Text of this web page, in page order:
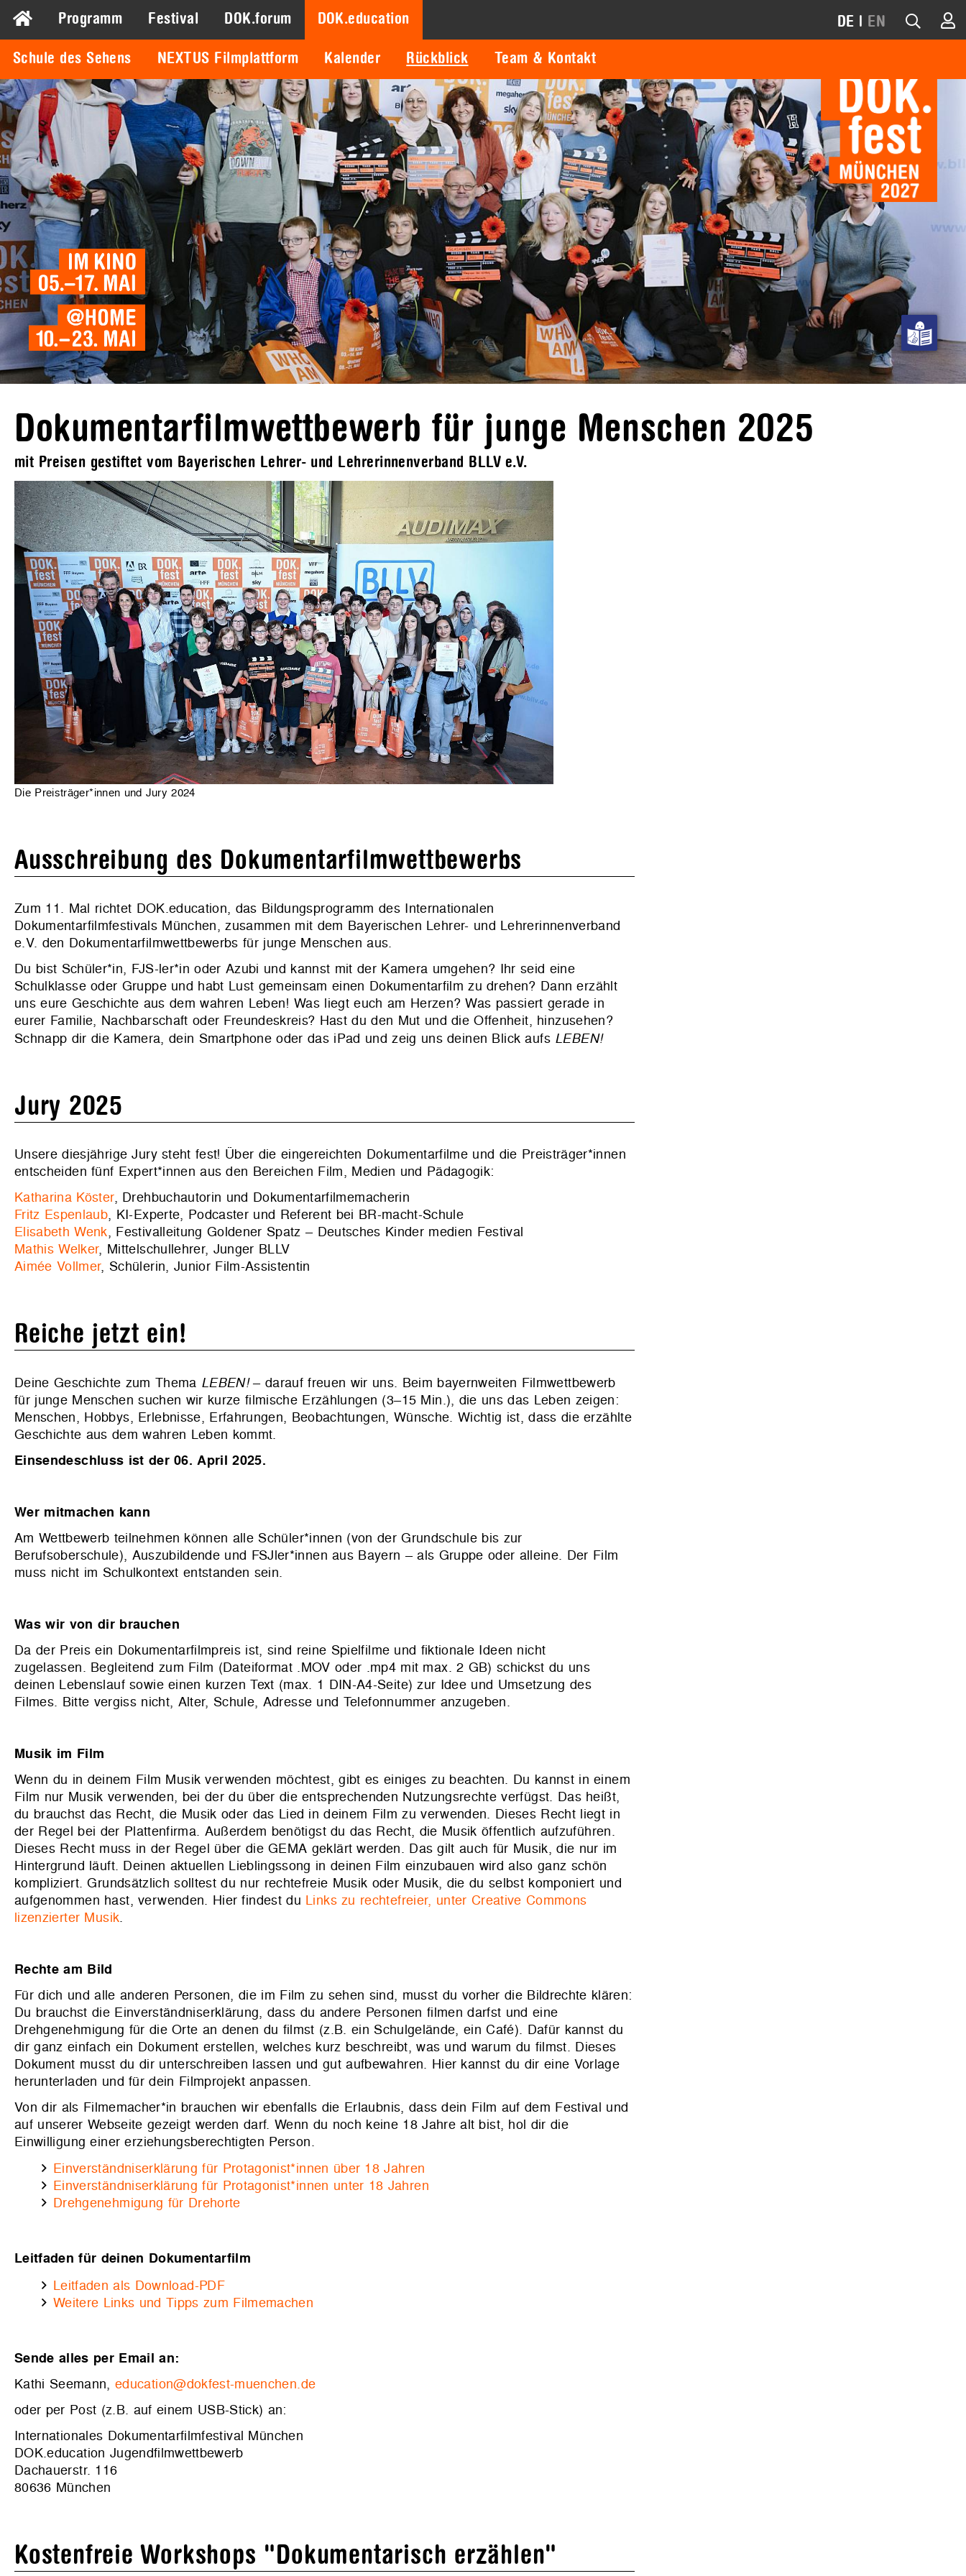
Programm Festival DOK.forum DOK.education
Schule des Sehens NEXTUS Filmplattform Kalender Rückblick Team & Kontakt
DE | EN
Dokumentarfilmwettbewerb für junge Menschen 2025
mit Preisen gestiftet vom Bayerischen Lehrer- und Lehrerinnenverband BLLV e.V.
Die Preisträger*innen und Jury 2024
Ausschreibung des Dokumentarfilmwettbewerbs
Zum 11. Mal richtet DOK.education, das Bildungsprogramm des Internationalen
Dokumentarfilmfestivals München, zusammen mit dem Bayerischen Lehrer- und Lehrerinnenverband
e.V. den Dokumentarfilmwettbewerbs für junge Menschen aus.
Du bist Schüler*in, FJS-ler*in oder Azubi und kannst mit der Kamera umgehen? Ihr seid eine
Schulklasse oder Gruppe und habt Lust gemeinsam einen Dokumentarfilm zu drehen? Dann erzählt
uns eure Geschichte aus dem wahren Leben! Was liegt euch am Herzen? Was passiert gerade in
eurer Familie, Nachbarschaft oder Freundeskreis? Hast du den Mut und die Offenheit, hinzusehen?
Schnapp dir die Kamera, dein Smartphone oder das iPad und zeig uns deinen Blick aufs LEBEN!
Jury 2025
Unsere diesjährige Jury steht fest! Über die eingereichten Dokumentarfilme und die Preisträger*innen
entscheiden fünf Expert*innen aus den Bereichen Film, Medien und Pädagogik:
Katharina Köster, Drehbuchautorin und Dokumentarfilmemacherin
Fritz Espenlaub, KI-Experte, Podcaster und Referent bei BR-macht-Schule
Elisabeth Wenk, Festivalleitung Goldener Spatz – Deutsches Kinder medien Festival
Mathis Welker, Mittelschullehrer, Junger BLLV
Aimée Vollmer, Schülerin, Junior Film-Assistentin
Reiche jetzt ein!
Deine Geschichte zum Thema LEBEN!– darauf freuen wir uns. Beim bayernweiten Filmwettbewerb
für junge Menschen suchen wir kurze filmische Erzählungen (3–15 Min.), die uns das Leben zeigen:
Menschen, Hobbys, Erlebnisse, Erfahrungen, Beobachtungen, Wünsche. Wichtig ist, dass die erzählte
Geschichte aus dem wahren Leben kommt.
Einsendeschluss ist der 06. April 2025.
Wer mitmachen kann
Am Wettbewerb teilnehmen können alle Schüler*innen (von der Grundschule bis zur
Berufsoberschule), Auszubildende und FSJler*innen aus Bayern – als Gruppe oder alleine. Der Film
muss nicht im Schulkontext entstanden sein.
Was wir von dir brauchen
Da der Preis ein Dokumentarfilmpreis ist, sind reine Spielfilme und fiktionale Ideen nicht
zugelassen. Begleitend zum Film (Dateiformat .MOV oder .mp4 mit max. 2 GB) schickst du uns
deinen Lebenslauf sowie einen kurzen Text (max. 1 DIN-A4-Seite) zur Idee und Umsetzung des
Filmes. Bitte vergiss nicht, Alter, Schule, Adresse und Telefonnummer anzugeben.
Musik im Film
Wenn du in deinem Film Musik verwenden möchtest, gibt es einiges zu beachten. Du kannst in einem
Film nur Musik verwenden, bei der du über die entsprechenden Nutzungsrechte verfügst. Das heißt,
du brauchst das Recht, die Musik oder das Lied in deinem Film zu verwenden. Dieses Recht liegt in
der Regel bei der Plattenfirma. Außerdem benötigst du das Recht, die Musik öffentlich aufzuführen.
Dieses Recht muss in der Regel über die GEMA geklärt werden. Das gilt auch für Musik, die nur im
Hintergrund läuft. Deinen aktuellen Lieblingssong in deinen Film einzubauen wird also ganz schön
kompliziert. Grundsätzlich solltest du nur rechtefreie Musik oder Musik, die du selbst komponiert und
aufgenommen hast, verwenden. Hier findest du Links zu rechtefreier, unter Creative Commons
lizenzierter Musik.
Rechte am Bild
Für dich und alle anderen Personen, die im Film zu sehen sind, musst du vorher die Bildrechte klären:
Du brauchst die Einverständniserklärung, dass du andere Personen filmen darfst und eine
Drehgenehmigung für die Orte an denen du filmst (z.B. ein Schulgelände, ein Café). Dafür kannst du
dir ganz einfach ein Dokument erstellen, welches kurz beschreibt, was und warum du filmst. Dieses
Dokument musst du dir unterschreiben lassen und gut aufbewahren. Hier kannst du dir eine Vorlage
herunterladen und für dein Filmprojekt anpassen.
Von dir als Filmemacher*in brauchen wir ebenfalls die Erlaubnis, dass dein Film auf dem Festival und
auf unserer Webseite gezeigt werden darf. Wenn du noch keine 18 Jahre alt bist, hol dir die
Einwilligung einer erziehungsberechtigten Person.
Einverständniserklärung für Protagonist*innen über 18 Jahren
Einverständniserklärung für Protagonist*innen unter 18 Jahren
Drehgenehmigung für Drehorte
Leitfaden für deinen Dokumentarfilm
Leitfaden als Download-PDF
Weitere Links und Tipps zum Filmemachen
Sende alles per Email an:
Kathi Seemann,education@dokfest-muenchen.de
oder per Post (z.B. auf einem USB-Stick) an:
Internationales Dokumentarfilmfestival München
DOK.education Jugendfilmwettbewerb
Dachauerstr. 116
80636 München
Kostenfreie Workshops "Dokumentarisch erzählen"